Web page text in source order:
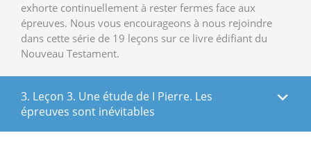
exhorte continuellement à rester fermes face aux
épreuves. Nous vous encourageons à nous rejoindre
dans cette série de 19 leçons sur ce livre édifiant du
Nouveau Testament.
3. Leçon 3. Une étude de I Pierre. Les
épreuves sont inévitables